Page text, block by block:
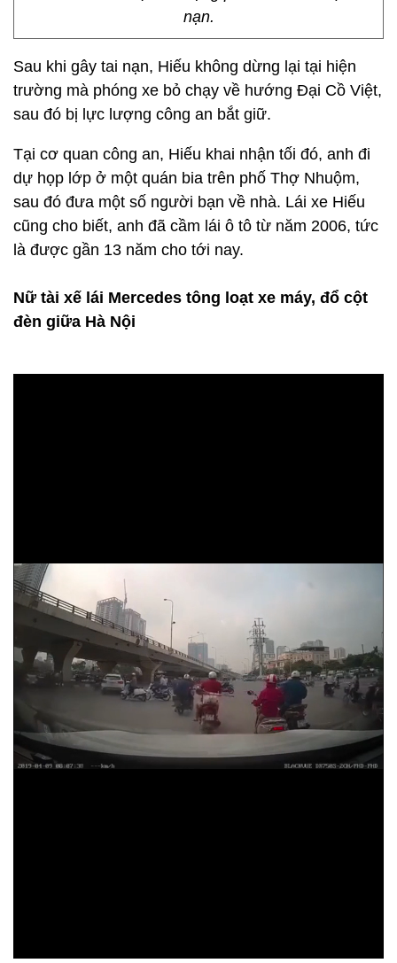
nạn.
Sau khi gây tai nạn, Hiếu không dừng lại tại hiện
trường mà phóng xe bỏ chạy về hướng Đại Cồ Việt,
sau đó bị lực lượng công an bắt giữ.
Tại cơ quan công an, Hiếu khai nhận tối đó, anh đi
dự họp lớp ở một quán bia trên phố Thợ Nhuộm,
sau đó đưa một số người bạn về nhà. Lái xe Hiếu
cũng cho biết, anh đã cầm lái ô tô từ năm 2006, tức
là được gần 13 năm cho tới nay.
Nữ tài xế lái Mercedes tông loạt xe máy, đổ cột
đèn giữa Hà Nội